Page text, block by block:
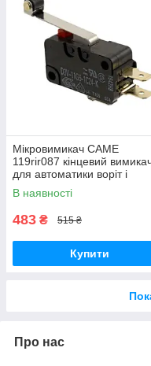
Мікровимикач CAME
119rir087 кінцевий
для автоматики воріт і
шлагбауму
В наявності
483 ₴ 515 ₴
Купити
Про нас